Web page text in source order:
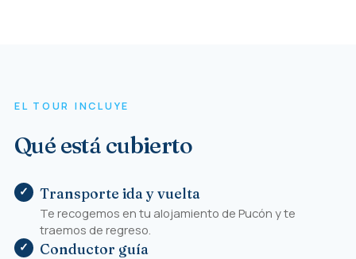
EL TOUR INCLUYE
Qué está cubierto
Transporte ida y vuelta
Te recogemos en tu alojamiento de Pucón y te
traemos de regreso.
Conductor guía